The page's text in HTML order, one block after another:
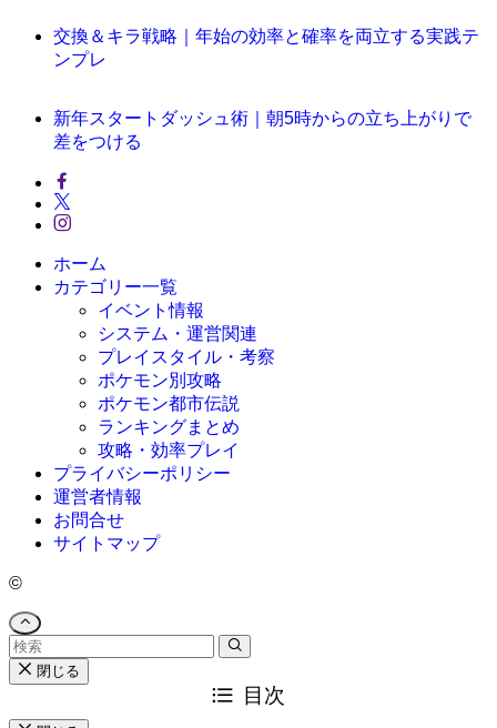
交換＆キラ戦略｜年始の効率と確率を両立する実践テ
ンプレ
新年スタートダッシュ術｜朝5時からの立ち上がりで
差をつける
ホーム
カテゴリー一覧
イベント情報
システム・運営関連
プレイスタイル・考察
ポケモン別攻略
ポケモン都市伝説
ランキングまとめ
攻略・効率プレイ
プライバシーポリシー
運営者情報
お問合せ
サイトマップ
©
閉じる
目次